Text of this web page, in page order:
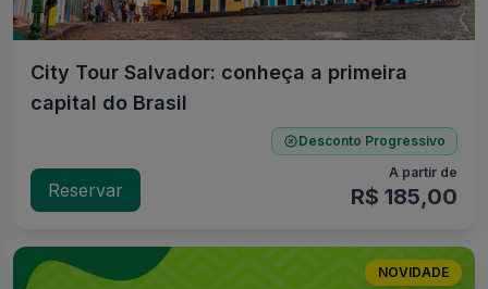
City Tour Salvador: conheça a primeira
capital do Brasil
Desconto Progressivo
Reservar
A partir de
R$ 185,00
NOVIDADE